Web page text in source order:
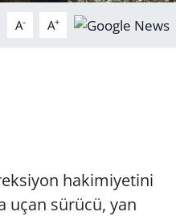
A- A+
hakimiyetini
uçan sürücü, yan